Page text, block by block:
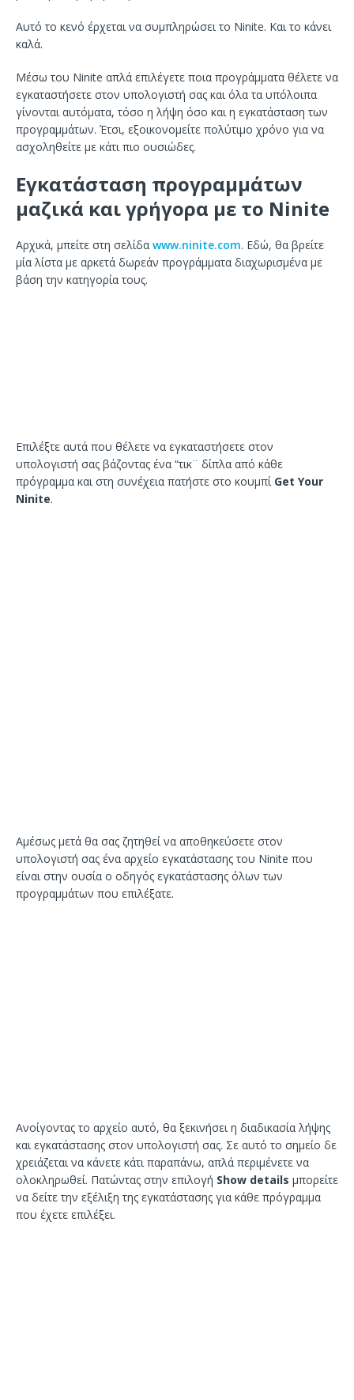
Αυτό το κενό έρχεται να συμπληρώσει το Ninite. Και το κάνει
καλά.
Μέσω του Ninite απλά επιλέγετε ποια προγράμματα θέλετε να
εγκαταστήσετε στον υπολογιστή σας και όλα τα υπόλοιπα
γίνονται αυτόματα, τόσο η λήψη όσο και η εγκατάσταση των
προγραμμάτων. Έτσι, εξοικονομείτε πολύτιμο χρόνο για να
ασχοληθείτε με κάτι πιο ουσιώδες.
Εγκατάσταση προγραμμάτων
μαζικά και γρήγορα με το Ninite
Αρχικά, μπείτε στη σελίδα www.ninite.com. Εδώ, θα βρείτε
μία λίστα με αρκετά δωρεάν προγράμματα διαχωρισμένα με
βάση την κατηγορία τους.
Επιλέξτε αυτά που θέλετε να εγκαταστήσετε στον
υπολογιστή σας βάζοντας ένα “τικ¨ δίπλα από κάθε
πρόγραμμα και στη συνέχεια πατήστε στο κουμπί Get Your
Ninite.
Αμέσως μετά θα σας ζητηθεί να αποθηκεύσετε στον
υπολογιστή σας ένα αρχείο εγκατάστασης του Ninite που
είναι στην ουσία ο οδηγός εγκατάστασης όλων των
προγραμμάτων που επιλέξατε.
Ανοίγοντας το αρχείο αυτό, θα ξεκινήσει η διαδικασία λήψης
και εγκατάστασης στον υπολογιστή σας. Σε αυτό το σημείο δε
χρειάζεται να κάνετε κάτι παραπάνω, απλά περιμένετε να
ολοκληρωθεί. Πατώντας στην επιλογή Show details μπορείτε
να δείτε την εξέλιξη της εγκατάστασης για κάθε πρόγραμμα
που έχετε επιλέξει.